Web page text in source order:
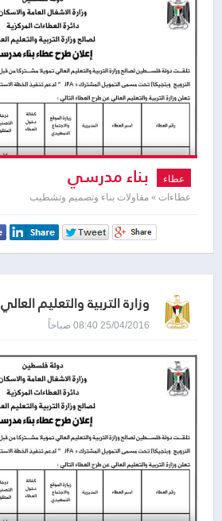
عطاء بناء مدرسي
عطاءات » مقاولات بناء وتصميم وتشطيب
وزارة التربية والتعليم العالي
25/04/2016 08:40 صباحاً